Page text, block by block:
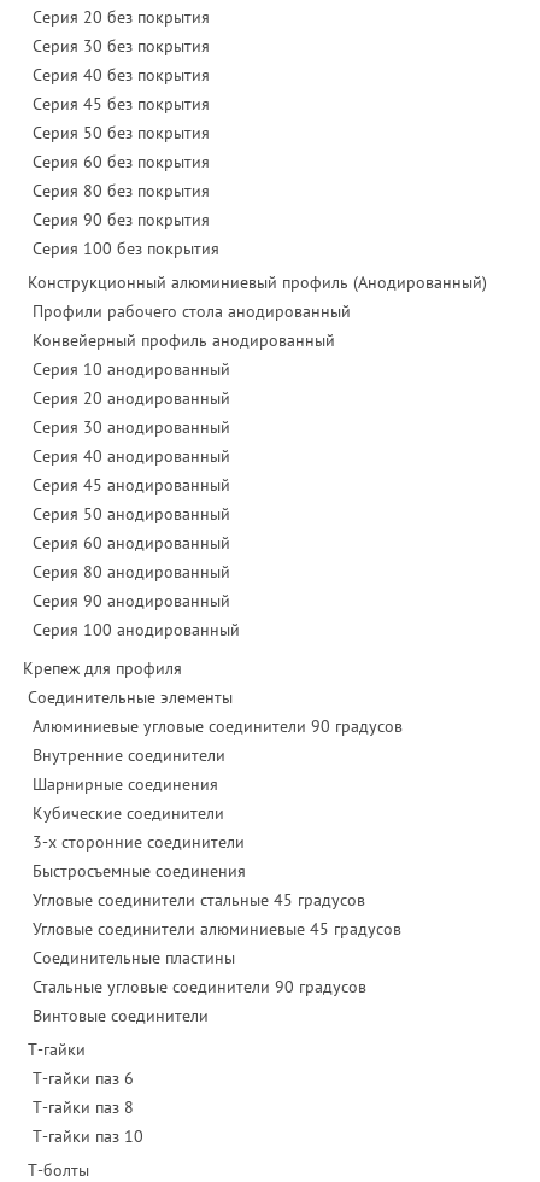
Серия 20 без покрытия
Серия 30 без покрытия
Серия 40 без покрытия
Серия 45 без покрытия
Серия 50 без покрытия
Серия 60 без покрытия
Серия 80 без покрытия
Серия 90 без покрытия
Серия 100 без покрытия
Конструкционный алюминиевый профиль (Анодированный)
Профили рабочего стола анодированный
Конвейерный профиль анодированный
Серия 10 анодированный
Серия 20 анодированный
Серия 30 анодированный
Серия 40 анодированный
Серия 45 анодированный
Серия 50 анодированный
Серия 60 анодированный
Серия 80 анодированный
Серия 90 анодированный
Серия 100 анодированный
Крепеж для профиля
Соединительные элементы
Алюминиевые угловые соединители 90 градусов
Внутренние соединители
Шарнирные соединения
Кубические соединители
3-х сторонние соединители
Быстросъемные соединения
Угловые соединители стальные 45 градусов
Угловые соединители алюминиевые 45 градусов
Соединительные пластины
Стальные угловые соединители 90 градусов
Винтовые соединители
Т-гайки
Т-гайки паз 6
Т-гайки паз 8
Т-гайки паз 10
Т-болты